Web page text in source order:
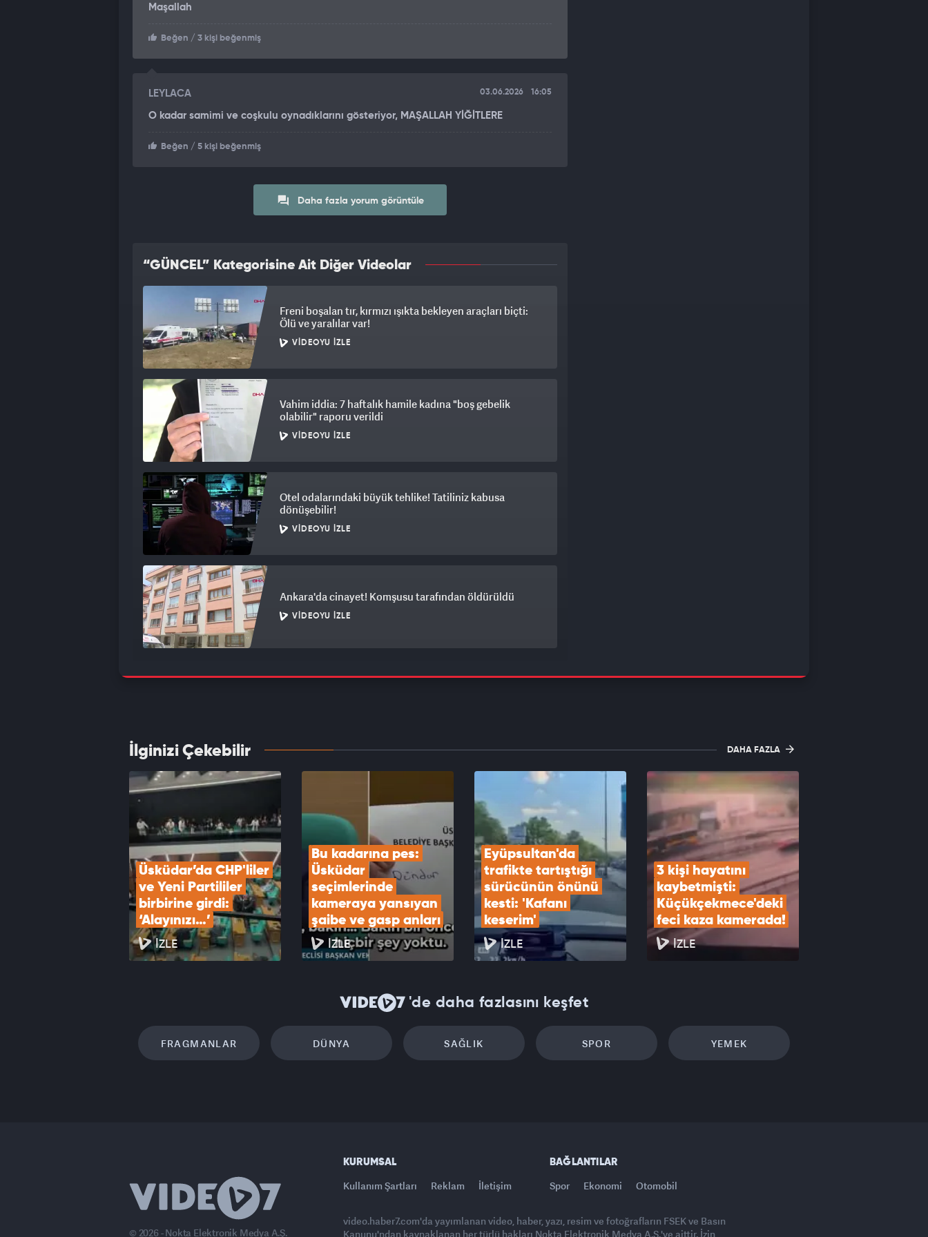
Maşallah
Beğen / 3 kişi beğenmiş
LEYLACA 03.06.2026 16:05
O kadar samimi ve coşkulu oynadıklarını gösteriyor, MAŞALLAH YİĞİTLERE
Beğen / 5 kişi beğenmiş
Daha fazla yorum görüntüle
“GÜNCEL” Kategorisine Ait Diğer Videolar
Freni boşalan tır, kırmızı ışıkta bekleyen araçları biçti:
Ölü ve yaralılar var!
VIDEOYU İZLE
Vahim iddia: 7 haftalık hamile kadına "boş gebelik
olabilir" raporu verildi
VIDEOYU İZLE
Otel odalarındaki büyük tehlike! Tatiliniz kabusa
dönüşebilir!
VIDEOYU İZLE
Ankara'da cinayet! Komşusu tarafından öldürüldü
VIDEOYU İZLE
4 yaşındaki Emre'nin şüpheli ölümü! Annesi dahil 5
İlginizi Çekebilir DAHA FAZLA
Üsküdar’da CHP'liler
ve Yeni Partililer
birbirine girdi:
‘Alayınızı…’
İZLE
Bu kadarına pes:
Üsküdar
seçimlerinde
kameraya yansıyan
şaibe ve gasp anları
İZLE
Eyüpsultan'da
trafikte tartıştığı
sürücünün önünü
kesti: 'Kafanı
keserim'
İZLE
3 kişi hayatını
kaybetmişti:
Küçükçekmece'deki
feci kaza kamerada!
İZLE
'de daha fazlasını keşfet
FRAGMANLAR DÜNYA SAĞLIK SPOR YEMEK
© 2026 - Nokta Elektronik Medya A.Ş.
KURUMSAL
Kullanım Şartları Reklam İletişim
BAĞLANTILAR
Spor Ekonomi Otomobil
video.haber7.com'da yayımlanan video, haber, yazı, resim ve fotoğrafların FSEK ve Basın
Kanunu'ndan kaynaklanan her türlü hakları Nokta Elektronik Medya A.Ş.'ye aittir. İzin